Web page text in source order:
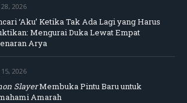
28, 2026
‘Aku’ Ketika Tak Ada Lagi yang Harus
Mengurai Duka Lewat Empat
Arya
15, 2026
SlayerMembuka Pintu Baru untuk
Amarah